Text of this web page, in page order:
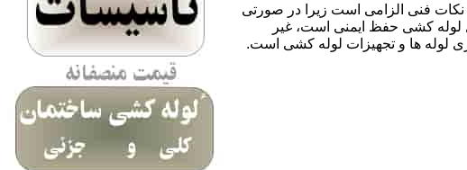
فنی الزامی است زیرا در صورتی
لوله کشی حفظ ایمنی است، غیر
لوله ها و تجهیزات لوله کشی است.